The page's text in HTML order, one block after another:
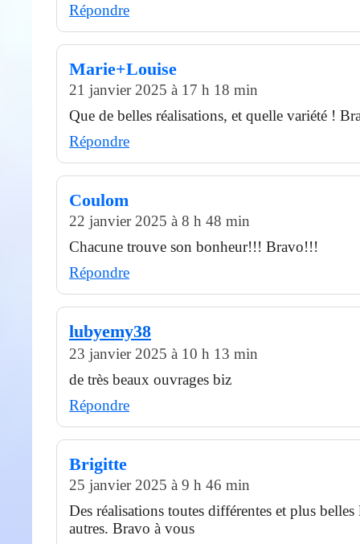
Répondre
Marie+Louise
21 janvier 2025 à 17 h 18 min
Que de belles réalisations, et quelle variété !
Répondre
Coulom
22 janvier 2025 à 8 h 48 min
Chacune trouve son bonheur!!! Bravo!!!
Répondre
lubyemy38
23 janvier 2025 à 10 h 13 min
de très beaux ouvrages biz
Répondre
Brigitte
25 janvier 2025 à 9 h 46 min
Des réalisations toutes différentes et plus belles
autres. Bravo à vous